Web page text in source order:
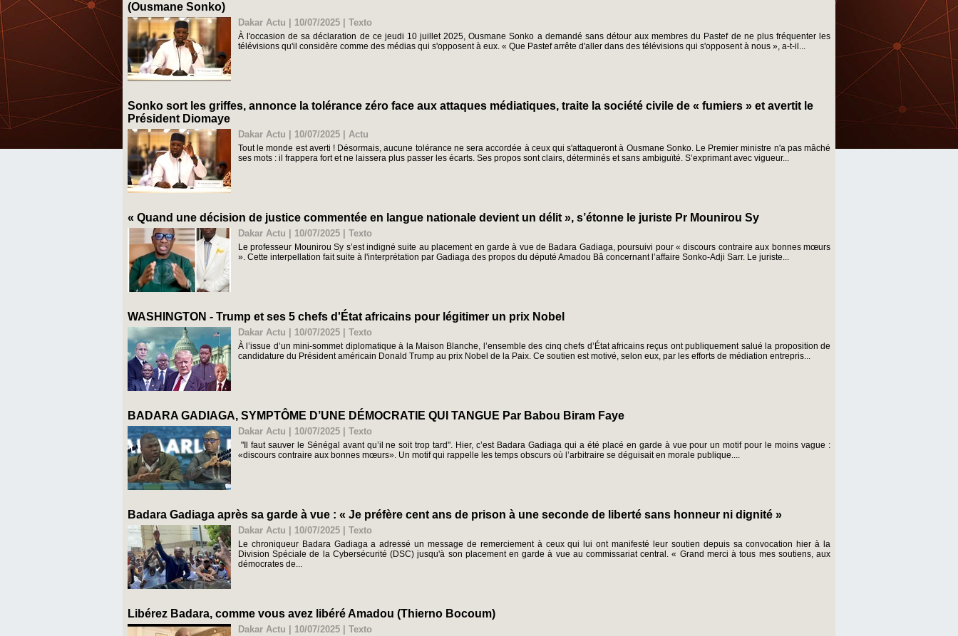
(Ousmane Sonko)
Dakar Actu | 10/07/2025 Texto
À l'occasion de sa déclaration de ce jeudi 10 juillet 2025, Ousmane Sonko a demandé sans détour aux membres du Pastef de ne plus fréquenter les
télévisions qu'il considère comme des médias qui s'opposent à eux. « Que Pastef arrête d'aller dans des télévisions qui s'opposent à nous », a-t-il...
Sonko sort les griffes, annonce la tolérance zéro face aux attaques médiatiques, traite la société civile de « fumiers » et avertit le
Président Diomaye
Dakar Actu | 10/07/2025 Actu
Tout le monde est averti ! Désormais, aucune tolérance ne sera accordée à ceux qui s'attaqueront à Ousmane Sonko. Le Premier ministre n'a pas mâché
ses mots : il frappera fort et ne laissera plus passer les écarts. Ses propos sont clairs, déterminés et sans ambiguïté. S’exprimant avec vigueur...
« Quand une décision de justice commentée en langue nationale devient un délit », s’étonne le juriste Pr Mounirou Sy
Dakar Actu | 10/07/2025 Texto
Le professeur Mounirou Sy s’est indigné suite au placement en garde à vue de Badara Gadiaga, poursuivi pour « discours contraire aux bonnes mœurs
». Cette interpellation fait suite à l'interprétation par Gadiaga des propos du député Amadou Bâ concernant l’affaire Sonko-Adji Sarr. Le juriste...
WASHINGTON - Trump et ses 5 chefs d'État africains pour légitimer un prix Nobel
Dakar Actu | 10/07/2025 Texto
À l’issue d’un mini-sommet diplomatique à la Maison Blanche, l’ensemble des cinq chefs d’État africains reçus ont publiquement salué la proposition de
candidature du Président américain Donald Trump au prix Nobel de la Paix. Ce soutien est motivé, selon eux, par les efforts de médiation entrepris...
BADARA GADIAGA, SYMPTÔME D’UNE DÉMOCRATIE QUI TANGUE Par Babou Biram Faye
Dakar Actu | 10/07/2025 Texto
"Il faut sauver le Sénégal avant qu’il ne soit trop tard". Hier, c’est Badara Gadiaga qui a été placé en garde à vue pour un motif pour le moins vague :
«discours contraire aux bonnes mœurs». Un motif qui rappelle les temps obscurs où l’arbitraire se déguisait en morale publique....
Badara Gadiaga après sa garde à vue : « Je préfère cent ans de prison à une seconde de liberté sans honneur ni dignité »
Dakar Actu | 10/07/2025 Texto
Le chroniqueur Badara Gadiaga a adressé un message de remerciement à ceux qui lui ont manifesté leur soutien depuis sa convocation hier à la
Division Spéciale de la Cybersécurité (DSC) jusqu'à son placement en garde à vue au commissariat central. « Grand merci à tous mes soutiens, aux
démocrates de...
Libérez Badara, comme vous avez libéré Amadou (Thierno Bocoum)
Dakar Actu | 10/07/2025 Texto